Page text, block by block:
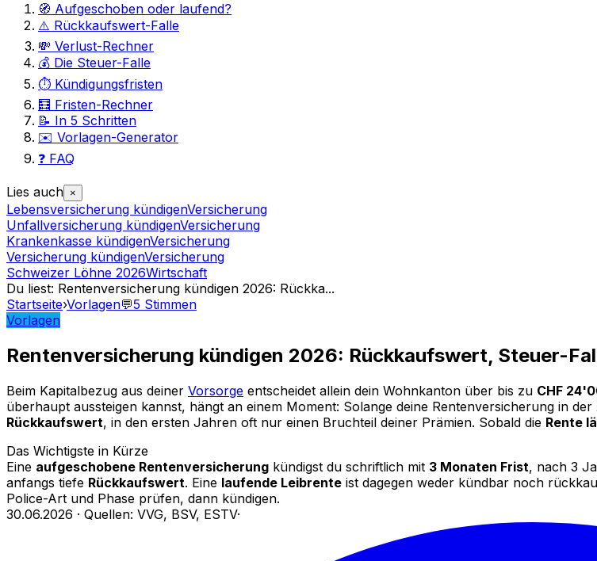
🧭 Aufgeschoben oder laufend?
⚠️ Rückkaufswert-Falle
💸 Verlust-Rechner
💰 Die Steuer-Falle
⏱️ Kündigungsfristen
🧮 Fristen-Rechner
📝 In 5 Schritten
✉️ Vorlagen-Generator
❓ FAQ
Lies auch ×
Lebensversicherung kündigenVersicherung
Unfallversicherung kündigenVersicherung
Krankenkasse kündigenVersicherung
Versicherung kündigenVersicherung
Schweizer Löhne 2026Wirtschaft
Du liest: Rentenversicherung kündigen 2026: Rückka...
Startseite›Vorlagen💬5 Stimmen
Vorlagen
Rentenversicherung kündigen 2026: Rückkaufswert, Steuer-
Beim Kapitalbezug aus deiner Vorsorge entscheidet allein dein Wohnkanton über bis zu CHF
überhaupt aussteigen kannst, hängt an einem Moment: Solange deine Rentenversicherung in der
Rückkaufswert, in den ersten Jahren oft nur einen Bruchteil deiner Prämien. Sobald die Rente
Das Wichtigste in Kürze
Eine aufgeschobene Rentenversicherung kündigst du schriftlich mit 3 Monaten Frist, nach 3
anfangs tiefe Rückkaufswert. Eine laufende Leibrente ist dagegen weder kündbar noch
Police-Art und Phase prüfen, dann kündigen.
30.06.2026 · Quellen: VVG, BSV, ESTV·